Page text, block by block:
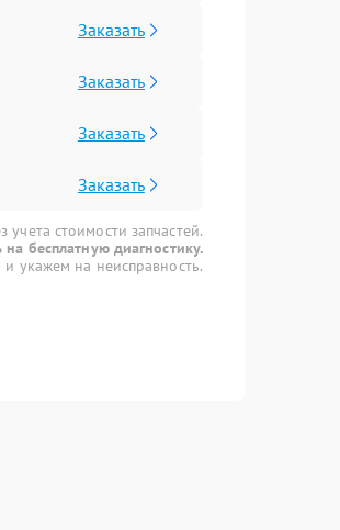
Заказать
Заказать
Заказать
Заказать
стоимости запчастей.
на бесплатную диагностику.
укажем на неисправность.